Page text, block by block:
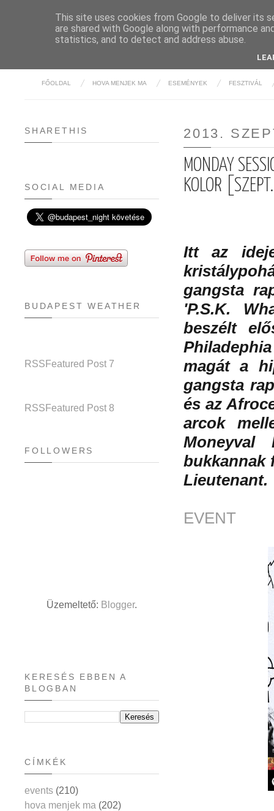
FŐOLDAL HOVA MENJEK MA ESEMÉNYEK FESZTIVÁL
2013.
MONDAY
KOLOR
Itt az
gangsta
'P.S.K.
beszélt
magát a
gangsta
és az
arcok
Moneyval
bukkannak
Lieutenant.
EVENT
SHARETHIS
SOCIAL MEDIA
BUDAPEST WEATHER
RSS Featured Post 7
RSS Featured Post 8
FOLLOWERS
Üzemeltető: Blogger.
KERESÉS EBBEN A
BLOGBAN
CÍMKÉK
events (210)
hova menjek ma (202)
This site uses cookies from Google to deliver its
are shared with Google along with performance
statistics, and to detect and address abuse.